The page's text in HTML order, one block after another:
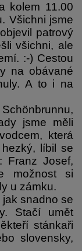
kolem 11.00
Všichni jsme
patrový
všichni, ale
:-) Cestou
na obávané
A to i na
jsme měli
která
líbil se
Franz Josef,
možnost si
u zámku.
snadno se
Stačí umět
stánkaři
slovensky,